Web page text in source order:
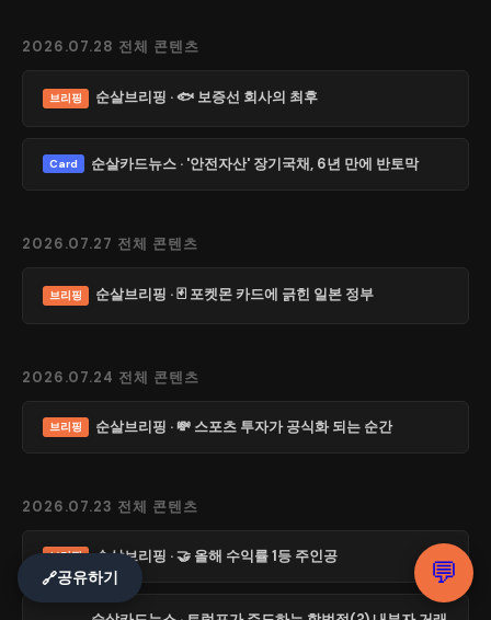
2026.07.28 전체 콘텐츠
브리핑 순살브리핑 · 🐟 보증선 회사의 최후
Card 순살카드뉴스 · '안전자산' 장기국채, 6년 만에 반토막
2026.07.27 전체 콘텐츠
브리핑 순살브리핑 · 🃏 포켓몬 카드에 긁힌 일본 정부
2026.07.24 전체 콘텐츠
브리핑 순살브리핑 · 💸 스포츠 투자가 공식화 되는 순간
2026.07.23 전체 콘텐츠
브리핑 순살브리핑 · 🤝 올해 수익률 1등 주인공 💬
🔗공유하기